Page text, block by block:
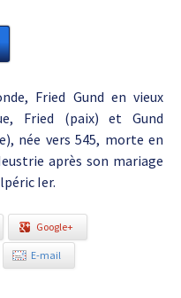
Fried Gund en vieux
Fried (paix) et Gund
née vers 545, morte en
après son mariage
Ier.
Google+
E-mail